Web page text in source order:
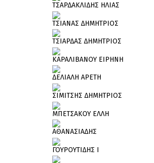
ΤΣΑΡΔΑΚΛΙΔΗΣ ΗΛΙΑΣ
ΤΣΙΑΝΑΣ ΔΗΜΗΤΡΙΟΣ
ΤΣΙΑΡΔΑΣ ΔΗΜΗΤΡΙΟΣ
ΚΑΡΑΛΙΒΑΝΟΥ ΕΙΡΗΝΗ
ΔΕΛΙΑΛΗ ΑΡΕΤΗ
ΣΙΜΙΤΣΗΣ ΔΗΜΗΤΡΙΟΣ
ΜΠΕΤΣΑΚΟΥ ΕΛΛΗ
ΑΘΑΝΑΣΙΑΔΗΣ
ΓΟΥΡΟΥΤΙΔΗΣ Ι